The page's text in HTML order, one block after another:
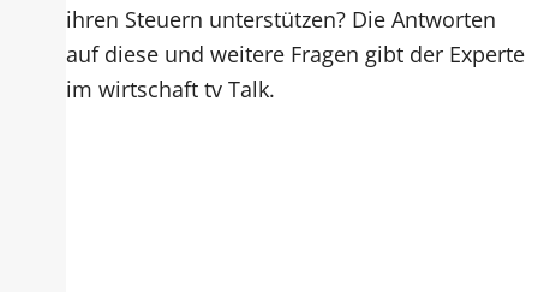
ihren Steuern unterstützen? Die Antworten
auf diese und weitere Fragen gibt der Experte
im wirtschaft tv Talk.